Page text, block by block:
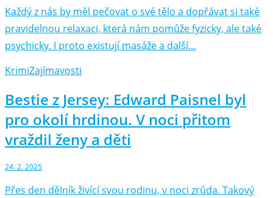
Každý z nás by měl pečovat o své tělo a dopřávat si také
pravidelnou relaxaci, která nám pomůže fyzicky, ale také
psychicky. I proto existují masáže a další…
KrimiZajímavosti
Bestie z Jersey: Edward Paisnel byl
pro okolí hrdinou. V noci přitom
vraždil ženy a děti
24. 2. 2025
Přes den dělník živící svou rodinu, v noci zrůda. Takový